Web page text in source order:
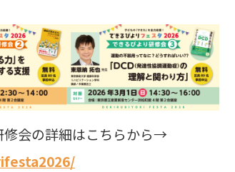
修会の詳細はこちらから→